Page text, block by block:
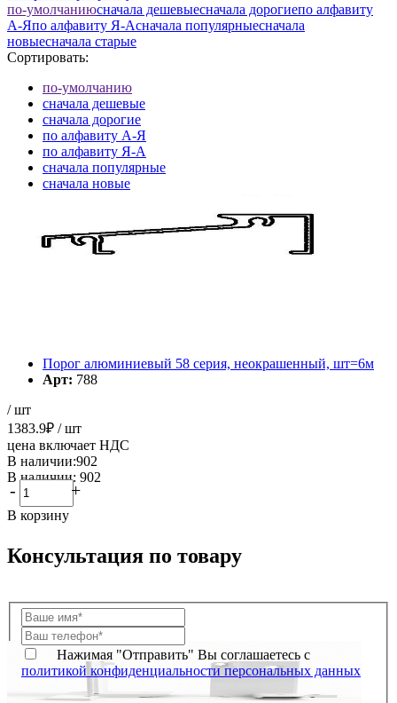
по-умолчаниюcначала дешевыеcначала дорогиепо алфавиту
А-Япо алфавиту Я-Аcначала популярныеcначала
новыеcначала старые
Сортировать:
по-умолчанию
cначала дешевые
cначала дорогие
по алфавиту А-Я
по алфавиту Я-А
cначала популярные
cначала новые
Элементов на страницу
Порог алюминиевый 58 серия, неокрашенный, шт=6м
Арт: 788
/ шт
1383.9₽ / шт
цена включает НДС
В наличии:902
В наличии: 902
- +
В корзину
Консультация по товару
Нажимая "Отправить" Вы соглашаетесь с
политикой конфиденциальности персональных данных